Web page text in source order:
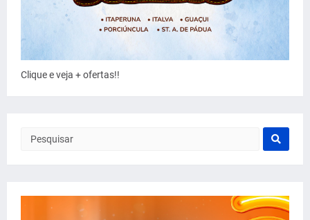
Clique e veja + ofertas!!